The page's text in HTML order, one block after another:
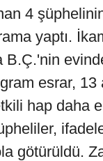
4
yaptı.
B.Ç.'nin
esrar, 13
hap daha
götürüldü.